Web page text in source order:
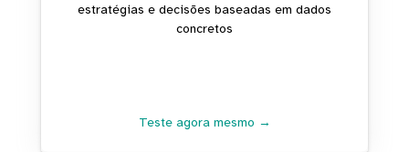
estratégias e decisões baseadas em dados
concretos
Teste agora mesmo →